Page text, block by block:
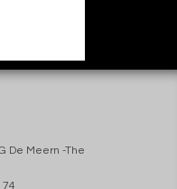
De Meern -The
74